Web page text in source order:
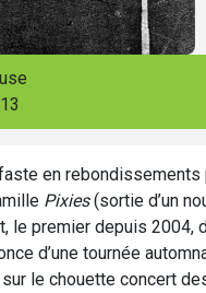
en rebondissements
Pixies(sortie d’un
le premier depuis 2004,
d’une tournée
le chouette concert